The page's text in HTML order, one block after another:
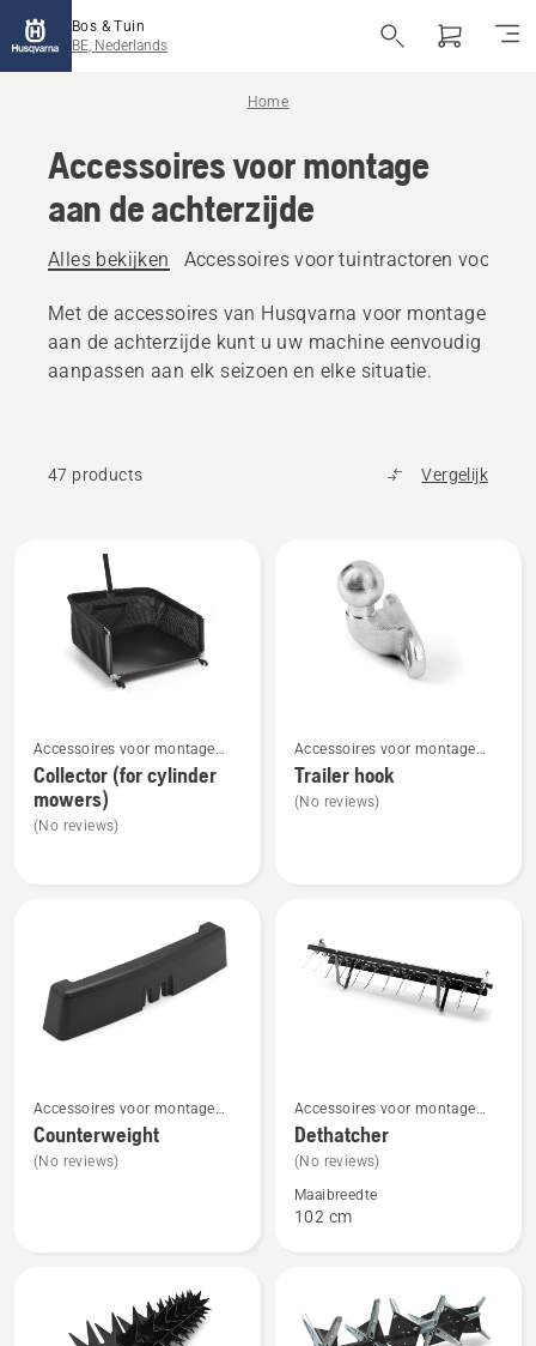
Bos & Tuin
BE, Nederlands
Home
Accessoires voor montage
aan de achterzijde
Alles bekijken Accessoires voor tuintractoren voor
Met de accessoires van Husqvarna voor montage
aan de achterzijde kunt u uw machine eenvoudig
aanpassen aan elk seizoen en elke situatie.
47 products Vergelijk
producten
meer
details
over
Collector
Accessoires voor montage
aan de achterzijde
Collector (for cylinder
mowers)
(No reviews)
meer
details
over
Accessoires voor montage
aan de achterzijde
Trailer hook
(No reviews)
meer
details
over
Accessoires voor montage
aan de achterzijde
Counterweight
(No reviews)
meer
details
over
Dethatcher
Accessoires voor montage
aan de achterzijde
Dethatcher
(No reviews)
Maaibreedte
102 cm